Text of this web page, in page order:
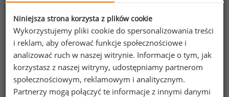
Chcesz porównać swoje zarobki z innymi?
Sprawdź ile powinieneś zarabiać
Niniejsza strona korzysta z plików cookie
Wykorzystujemy pliki cookie do spersonalizowania treści
i reklam, aby oferować funkcje społecznościowe i
analizować ruch w naszej witrynie. Informacje o tym, jak
korzystasz z naszej witryny, udostępniamy partnerom
społecznościowym, reklamowym i analitycznym.
Partnerzy mogą połączyć te informacje z innymi danymi